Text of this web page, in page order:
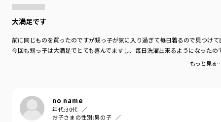
大満足です
前に同じものを買ったのですが甥っ子が気に入り過ぎて毎日着るので見つけ
今回も甥っ子は大満足でとても喜んでますし、毎日洗濯出来るようになったの
もっと見る
no name
年代:30代
お子さまの性別:男の子
カテゴリ
カラー
商品番号
／11-2506-010